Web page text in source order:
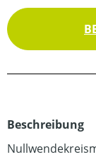
Beschreibung